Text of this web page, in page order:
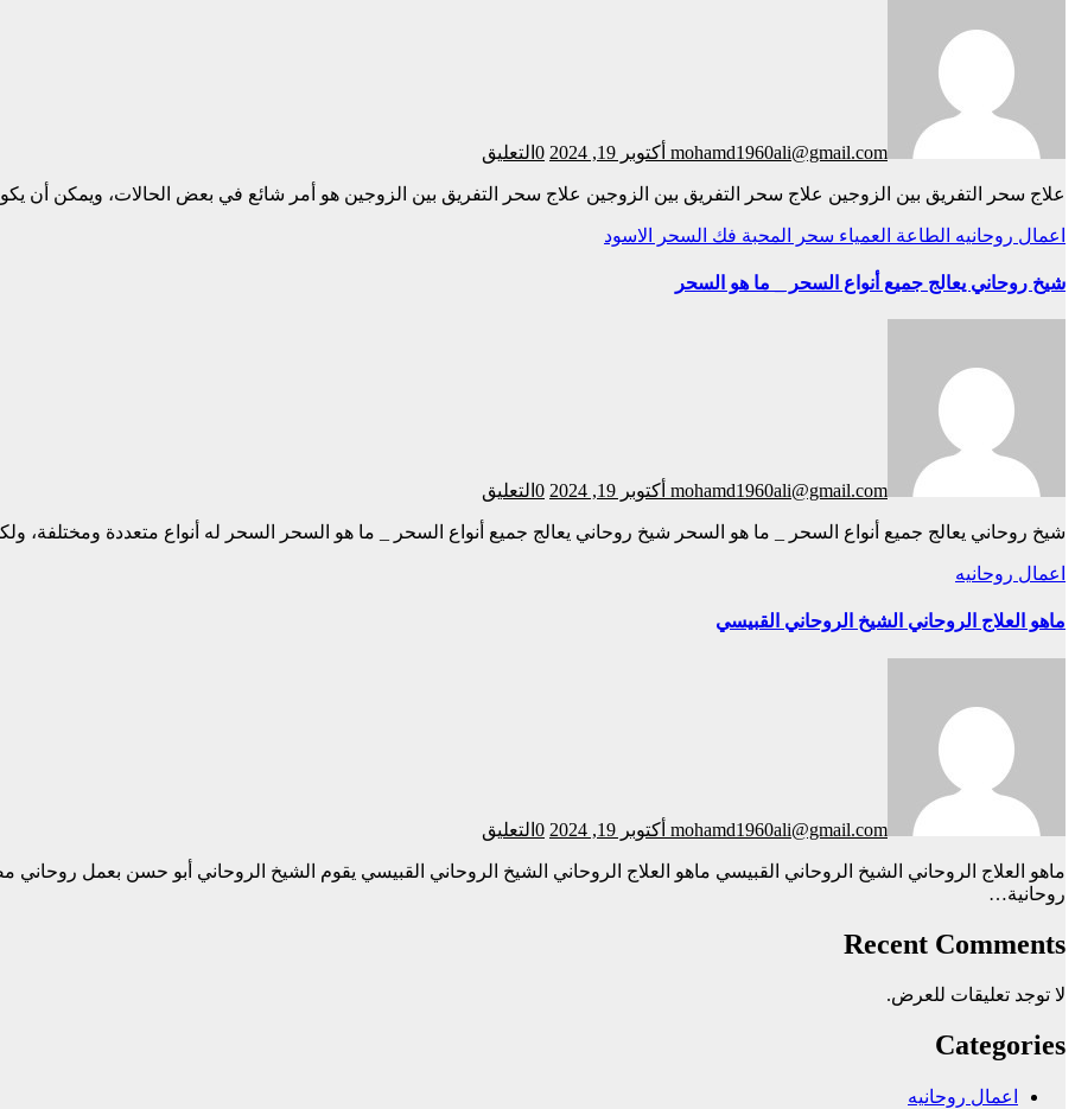
mohamd1960ali@gmail.com أكتوبر 19, 2024 0 التعليق
علاج سحر التفريق بين الزوجين علاج سحر التفريق بين الزوجين علاج سحر التفريق بين الزوجين هو أمر شائع في بعض الحالات، ويمكن
اعمال روحانيه الطاعة العمياء سحر المحبة فك السحر الاسود
شيخ روحاني يعالج جميع أنواع السحر _ ما هو السحر
mohamd1960ali@gmail.com أكتوبر 19, 2024 0 التعليق
شيخ روحاني يعالج جميع أنواع السحر _ ما هو السحر شيخ روحاني يعالج جميع أنواع السحر _ ما هو السحر السحر له أنواع متعددة
اعمال روحانيه
ماهو العلاج الروحاني الشيخ الروحاني القبيسي
mohamd1960ali@gmail.com أكتوبر 19, 2024 0 التعليق
ماهو العلاج الروحاني الشيخ الروحاني القبيسي ماهو العلاج الروحاني الشيخ الروحاني القبيسي يقوم الشيخ الروحاني أبو حسن بعمل روحاني مضمون . هذا العمل مجرب وفعال، حيث يعتمد على جلسات
روحانية…
Recent Comments
لا توجد تعليقات للعرض.
Categories
اعمال روحانيه